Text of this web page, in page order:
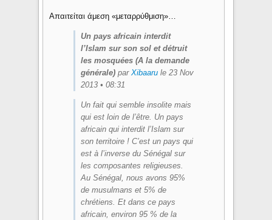
Απαιτείται άμεση «μεταρρύθμιση»…
Un pays africain interdit
l’Islam sur son sol et détruit
les mosquées (A la demande
générale)parXibaaru le 23 Nov
2013 • 08:31
Un fait qui semble insolite mais
qui est loin de l’être. Un pays
africain qui interdit l’Islam sur
son territoire ! C’est un pays qui
est à l’inverse du Sénégal sur
les composantes religieuses.
Au Sénégal, nous avons 95%
de musulmans et 5% de
chrétiens. Et dans ce pays
africain, environ 95 % de la